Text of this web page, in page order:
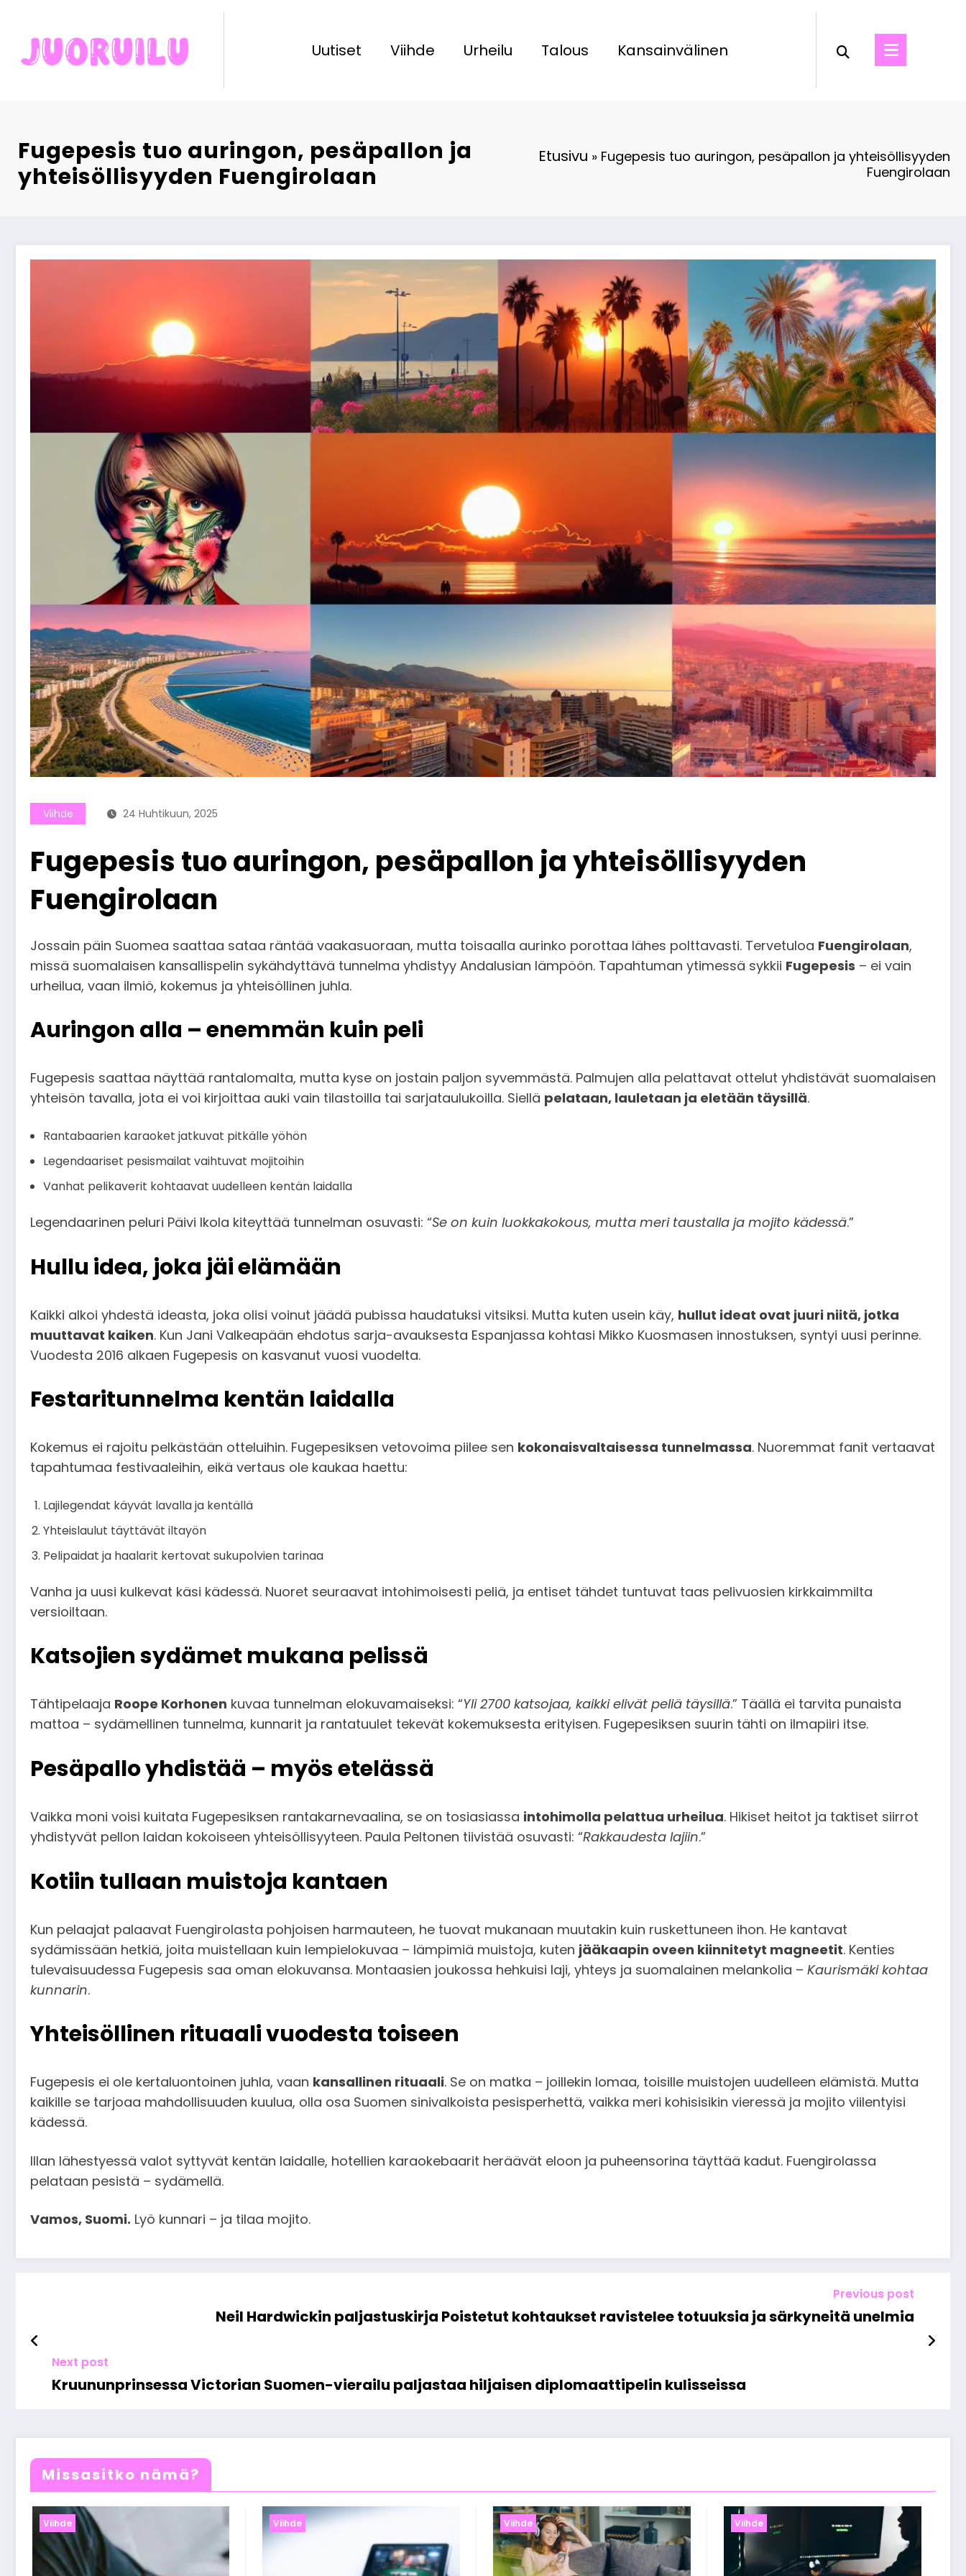
content
Uutiset Viihde Urheilu Talous Kansainvälinen
Fugepesis tuo auringon, pesäpallon ja
yhteisöllisyyden Fuengirolaan
Etusivu » Fugepesis tuo auringon, pesäpallon ja yhteisöllisyyden
Fuengirolaan
Viihde 24 Huhtikuun, 2025
Fugepesis tuo auringon, pesäpallon ja yhteisöllisyyden
Fuengirolaan
Jossain päin Suomea saattaa sataa räntää vaakasuoraan, mutta toisaalla aurinko porottaa lähes polttavasti. Tervetuloa Fuengirolaan,
missä suomalaisen kansallispelin sykähdyttävä tunnelma yhdistyy Andalusian lämpöön. Tapahtuman ytimessä sykkii Fugepesis – ei vain
urheilua, vaan ilmiö, kokemus ja yhteisöllinen juhla.
Auringon alla – enemmän kuin peli
Fugepesis saattaa näyttää rantalomalta, mutta kyse on jostain paljon syvemmästä. Palmujen alla pelattavat ottelut yhdistävät suomalaisen
yhteisön tavalla, jota ei voi kirjoittaa auki vain tilastoilla tai sarjataulukoilla. Siellä pelataan, lauletaan ja eletään täysillä.
Rantabaarien karaoket jatkuvat pitkälle yöhön
Legendaariset pesismailat vaihtuvat mojitoihin
Vanhat pelikaverit kohtaavat uudelleen kentän laidalla
Legendaarinen peluri Päivi Ikola kiteyttää tunnelman osuvasti: “Se on kuin luokkakokous, mutta meri taustalla ja mojito kädessä.”
Hullu idea, joka jäi elämään
Kaikki alkoi yhdestä ideasta, joka olisi voinut jäädä pubissa haudatuksi vitsiksi. Mutta kuten usein käy, hullut ideat ovat juuri niitä, jotka
muuttavat kaiken. Kun Jani Valkeapään ehdotus sarja-avauksesta Espanjassa kohtasi Mikko Kuosmasen innostuksen, syntyi uusi perinne.
Vuodesta 2016 alkaen Fugepesis on kasvanut vuosi vuodelta.
Festaritunnelma kentän laidalla
Kokemus ei rajoitu pelkästään otteluihin. Fugepesiksen vetovoima piilee sen kokonaisvaltaisessa tunnelmassa. Nuoremmat fanit vertaavat
tapahtumaa festivaaleihin, eikä vertaus ole kaukaa haettu:
Lajilegendat käyvät lavalla ja kentällä
Yhteislaulut täyttävät iltayön
Pelipaidat ja haalarit kertovat sukupolvien tarinaa
Vanha ja uusi kulkevat käsi kädessä. Nuoret seuraavat intohimoisesti peliä, ja entiset tähdet tuntuvat taas pelivuosien kirkkaimmilta
versioiltaan.
Katsojien sydämet mukana pelissä
Tähtipelaaja Roope Korhonen kuvaa tunnelman elokuvamaiseksi: “Yli 2700 katsojaa, kaikki elivät peliä täysillä.” Täällä ei tarvita punaista
mattoa – sydämellinen tunnelma, kunnarit ja rantatuulet tekevät kokemuksesta erityisen. Fugepesiksen suurin tähti on ilmapiiri itse.
Pesäpallo yhdistää – myös etelässä
Vaikka moni voisi kuitata Fugepesiksen rantakarnevaalina, se on tosiasiassa intohimolla pelattua urheilua. Hikiset heitot ja taktiset siirrot
yhdistyvät pellon laidan kokoiseen yhteisöllisyyteen. Paula Peltonen tiivistää osuvasti: “Rakkaudesta lajiin.”
Kotiin tullaan muistoja kantaen
Kun pelaajat palaavat Fuengirolasta pohjoisen harmauteen, he tuovat mukanaan muutakin kuin ruskettuneen ihon. He kantavat
sydämissään hetkiä, joita muistellaan kuin lempielokuvaa – lämpimiä muistoja, kuten jääkaapin oveen kiinnitetyt magneetit. Kenties
tulevaisuudessa Fugepesis saa oman elokuvansa. Montaasien joukossa hehkuisi laji, yhteys ja suomalainen melankolia – Kaurismäki kohtaa
kunnarin.
Yhteisöllinen rituaali vuodesta toiseen
Fugepesis ei ole kertaluontoinen juhla, vaan kansallinen rituaali. Se on matka – joillekin lomaa, toisille muistojen uudelleen elämistä. Mutta
kaikille se tarjoaa mahdollisuuden kuulua, olla osa Suomen sinivalkoista pesisperhettä, vaikka meri kohisisikin vieressä ja mojito viilentyisi
kädessä.
Illan lähestyessä valot syttyvät kentän laidalle, hotellien karaokebaarit heräävät eloon ja puheensorina täyttää kadut. Fuengirolassa
pelataan pesistä – sydämellä.
Vamos, Suomi. Lyö kunnari – ja tilaa mojito.
Previous post
Neil Hardwickin paljastuskirja Poistetut kohtaukset ravistelee totuuksia ja särkyneitä unelmia
Next post
Kruununprinsessa Victorian Suomen-vierailu paljastaa hiljaisen diplomaattipelin kulisseissa
Missasitko nämä?
Viihde Viihde Viihde Viihde